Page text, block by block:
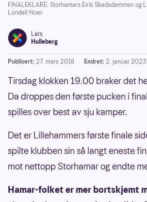
FINALEKLARE: Storhamars Eirik Skadsdammen og
Lundell Noer.
Lars
Hulleberg
Publisert: 27. mars 2018 Endret: 2. januar 2023
Tirsdag klokken 19.00 braker det
Da droppes den første pucken i
spilles over best av sju kamper.
Det er Lillehammers første finale
spilte klubben sin så langt eneste
mot nettopp Storhamar og endte
Hamar-folket er mer bortskjemt